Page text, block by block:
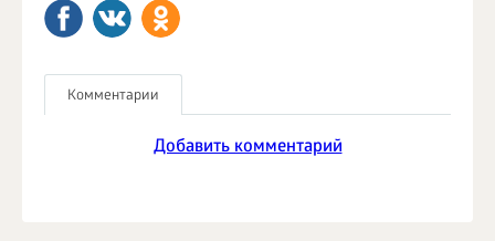
Комментарии
Добавить комментарий